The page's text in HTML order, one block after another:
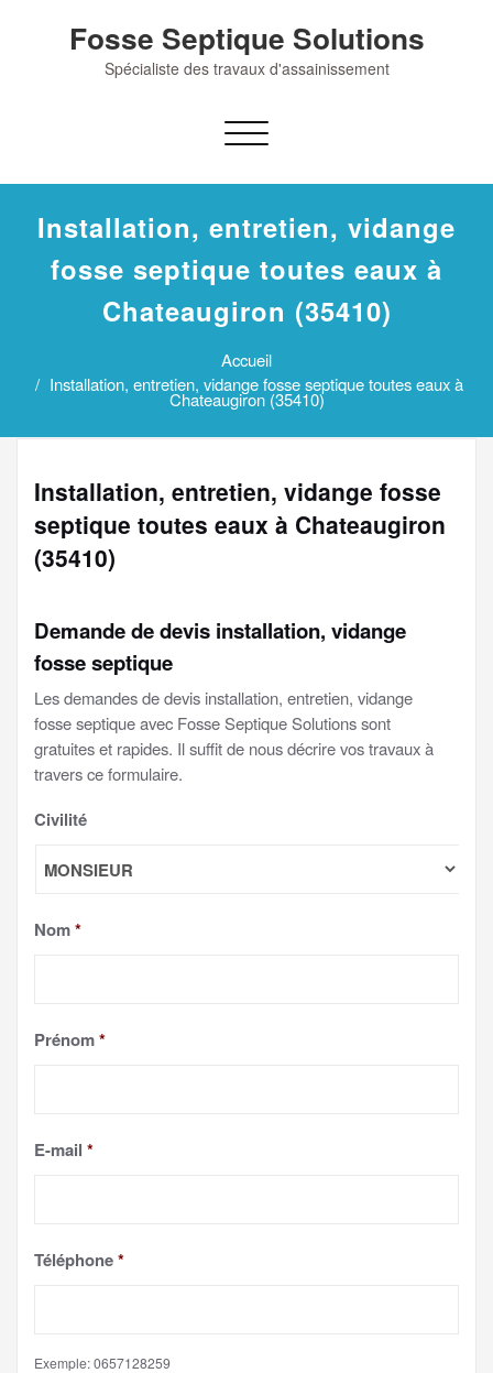
Fosse Septique Solutions
Spécialiste des travaux d'assainissement
Afficher/masquer
navigation
Installation, entretien, vidange
fosse septique toutes eaux à
Chateaugiron (35410)
Accueil
Installation, entretien, vidange fosse septique toutes eaux à
Chateaugiron (35410)
Installation, entretien, vidange fosse
septique toutes eaux à Chateaugiron
(35410)
Demande de devis installation, vidange
fosse septique
Les demandes de devis installation, entretien, vidange
fosse septique avec Fosse Septique Solutions sont
gratuites et rapides. Il suffit de nous décrire vos travaux à
travers ce formulaire.
Civilité
Nom*
Prénom*
E-mail *
Téléphone*
Exemple: 0657128259